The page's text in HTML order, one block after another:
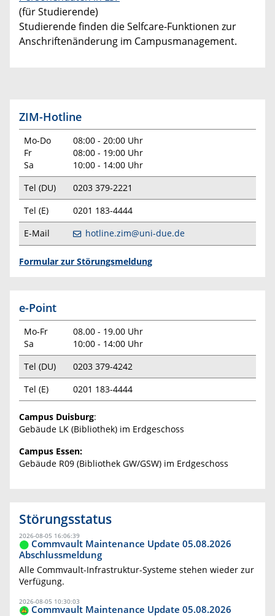
(für Studierende)
Studierende finden die Selfcare-Funktionen zur
Anschriftenänderung im Campusmanagement.
ZIM-Hotline
Mo-Do
Fr
Sa
08:00 - 20:00 Uhr
08:00 - 19:00 Uhr
10:00 - 14:00 Uhr
Tel (DU)
0203 379-2221
Tel (E)
0201 183-4444
E-Mail
hotline.zim@uni-due.de
Formular zur Störungsmeldung
e-Point
Mo-Fr
Sa
08.00 - 19.00 Uhr
10:00 - 14:00 Uhr
Tel (DU)
0203 379-4242
Tel (E)
0201 183-4444
Campus Duisburg:
Gebäude LK (Bibliothek) im Erdgeschoss
Campus Essen:
Gebäude R09 (Bibliothek GW/GSW) im Erdgeschoss
Störungsstatus
2026-08-05 16:06:39
Commvault Maintenance Update 05.08.2026
Abschlussmeldung
Alle Commvault-Infrastruktur-Systeme stehen wieder zur
Verfügung.
2026-08-05 10:30:03
Commvault Maintenance Update 05.08.2026